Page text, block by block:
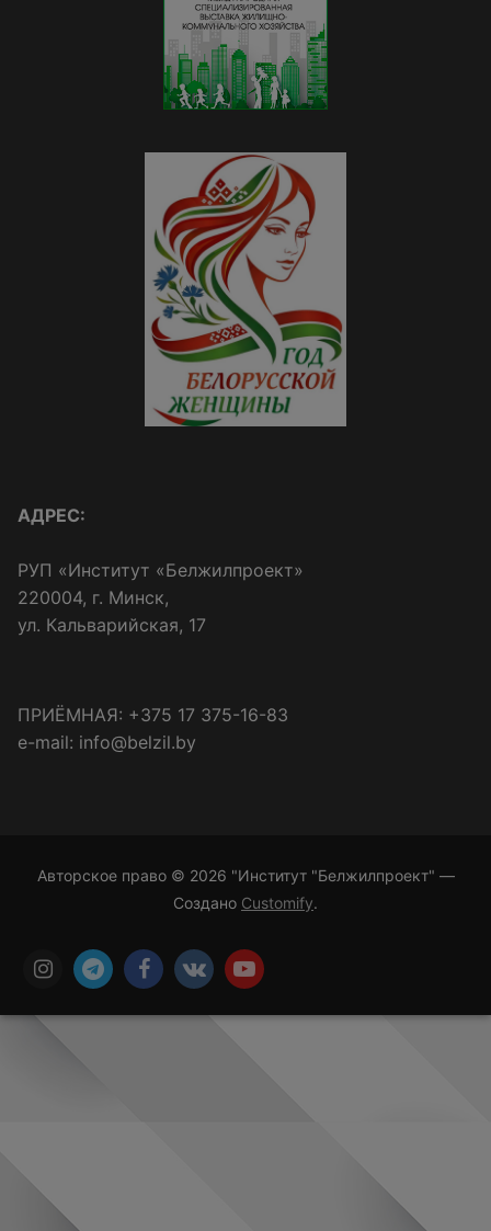
АДРЕС:
РУП «Институт «Белжилпроект»
220004, г. Минск,
ул. Кальварийская, 17
ПРИЁМНАЯ: +375 17 375-16-83
e-mail: info@belzil.by
Авторское право © 2026 "Институт "Белжилпроект" —
Создано Customify.